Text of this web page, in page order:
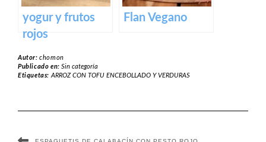
yogur y frutos
rojos
Flan Vegano
Autor:chomon
Publicado en:Sin categoría
Etiquetas:ARROZ CON TOFU ENCEBOLLADO Y VERDURAS